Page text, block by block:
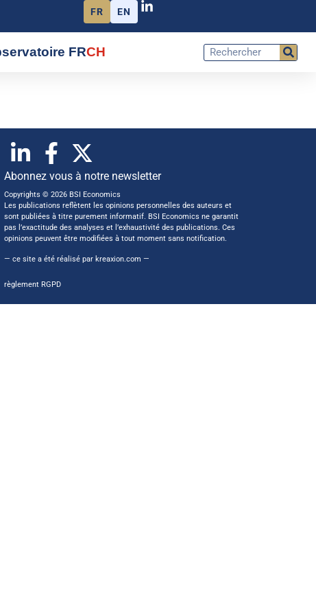
FR EN
FRCH
Abonnez vous à notre newsletter
Copyrights © 2026 BSI Economics
Les publications reflètent les opinions personnelles des auteurs et
sont publiées à titre purement informatif. BSI Economics ne garantit
pas l’exactitude des analyses et l’exhaustivité des publications. Ces
opinions peuvent être modifiées à tout moment sans notification.
— ce site a été réalisé par kreaxion.com —
règlement RGPD